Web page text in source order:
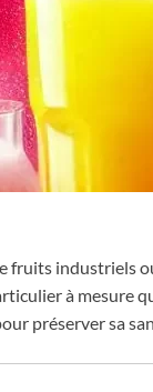
de fruits
à mesure
préserver sa